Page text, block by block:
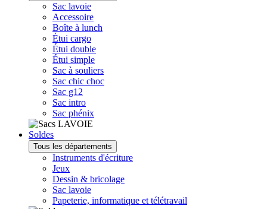
Sac lavoie
Accessoire
Boîte à lunch
Étui cargo
Étui double
Étui simple
Sac à souliers
Sac chic choc
Sac g12
Sac intro
Sac phénix
Soldes
Tous les départements
Instruments d'écriture
Jeux
Dessin & bricolage
Sac lavoie
Papeterie, informatique et télétravail